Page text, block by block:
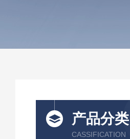
产品分类
CASSIFICATION